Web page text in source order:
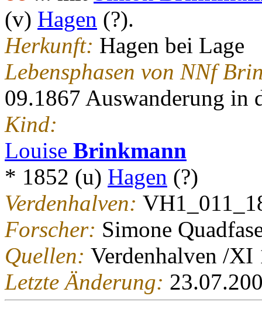
(v) Hagen (?).
Herkunft: Hagen bei Lage
Lebensphasen von NNf
09.1867 Auswanderung in
Kind:
Louise Brinkmann
* 1852 (u) Hagen (?)
Verdenhalven:
Forscher: Simone
Quellen: Verdenhalven /XI
Letzte Änderung: